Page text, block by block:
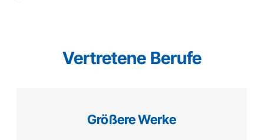
Vertretene Berufe
Größere Werke